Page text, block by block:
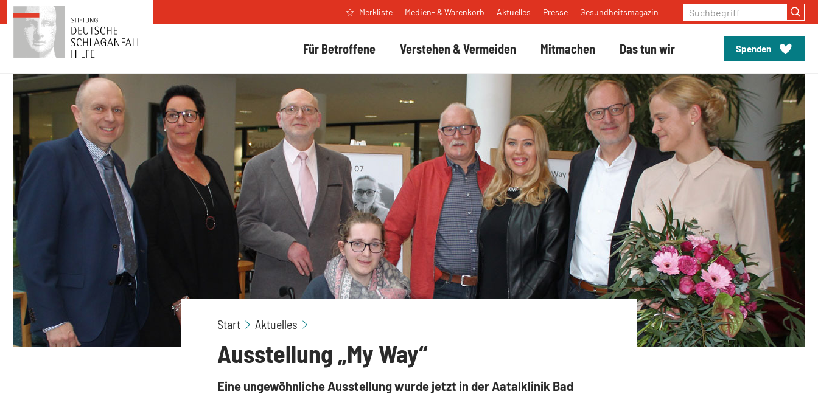
Zum Inhalt springen
Für Betroffene Verstehen & Vermeiden Mitmachen Das tun wir Spenden
Merkliste Medien- & Warenkorb Aktuelles Presse Gesundheitsmagazin Suchbegriff
Start Aktuelles
Ausstellung „My Way“
Eine ungewöhnliche Ausstellung wurde jetzt in der Aatalklinik Bad